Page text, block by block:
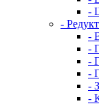
-
-
-
-
-
-
-
-